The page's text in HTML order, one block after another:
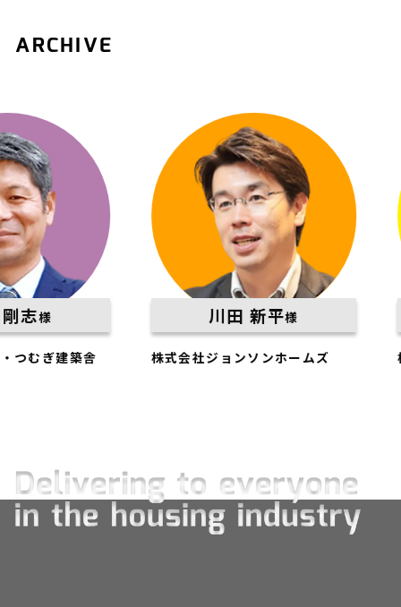
ARCHIVE
建築舎
川田 新平 様
株式会社ジョンソンホームズ 株式